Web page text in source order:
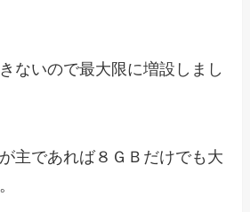
ないので最大限に増設しまし
主であれば８ＧＢだけでも大